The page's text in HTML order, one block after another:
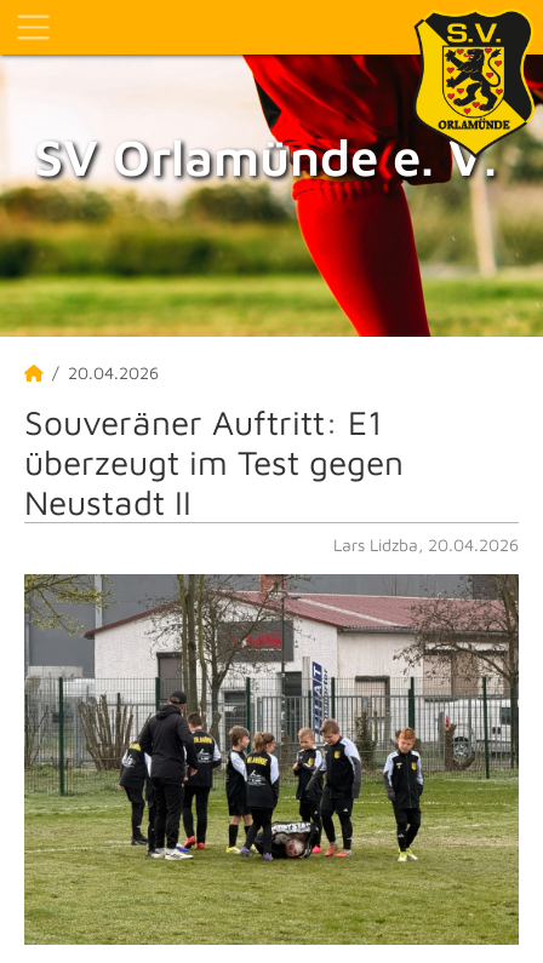
SV Orlamünde e. V.
20.04.2026
Souveräner Auftritt: E1
überzeugt im Test gegen
Neustadt II
Lars Lidzba, 20.04.2026